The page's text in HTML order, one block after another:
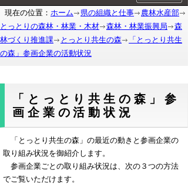
現在の位置： ホーム 県の組織と仕事
農林水産部
とっとりの森林・林業・木材
森林・林業振興局
森
林づくり推進課
とっとり共生の森
「とっとり共生
の森」参画企業の活動状況
「とっとり共生の森」参
画企業の活動状況
「とっとり共生の森」の最近の動きと参画企業の
取り組み状況を御紹介します。
参画企業ごとの取り組み状況は、次の３つの方法
でご覧いただけます。